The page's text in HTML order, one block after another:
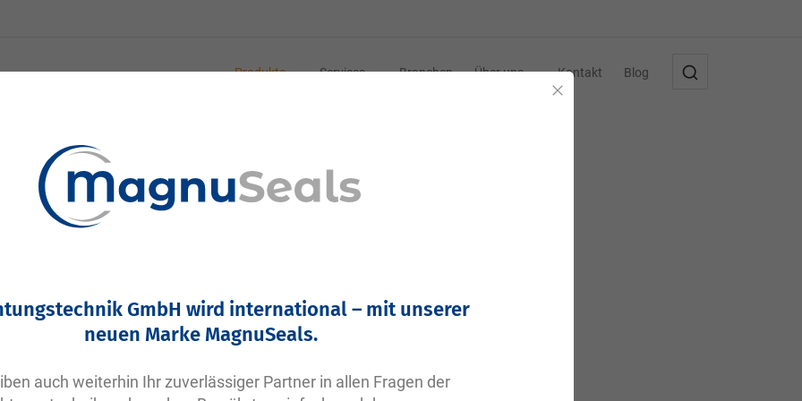
Produkte Services Branchen Über uns Kontakt Blog
zum Schutz von Bauteilen vor und nach der Montage.
Kontaktreiniger)
GmbH wird international – mit unserer
neuen Marke MagnuSeals.
auch weiterhin Ihr zuverlässiger Partner in allen Fragen der